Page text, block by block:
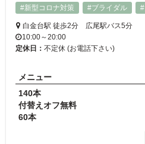
#新型コロナ対策
#ブライダル
白金台駅 徒歩2分 広尾駅バス5分
10:00～20:00
定休日： 不定休 (お電話下さい)
メニュー
140本
付替えオフ無料
60本